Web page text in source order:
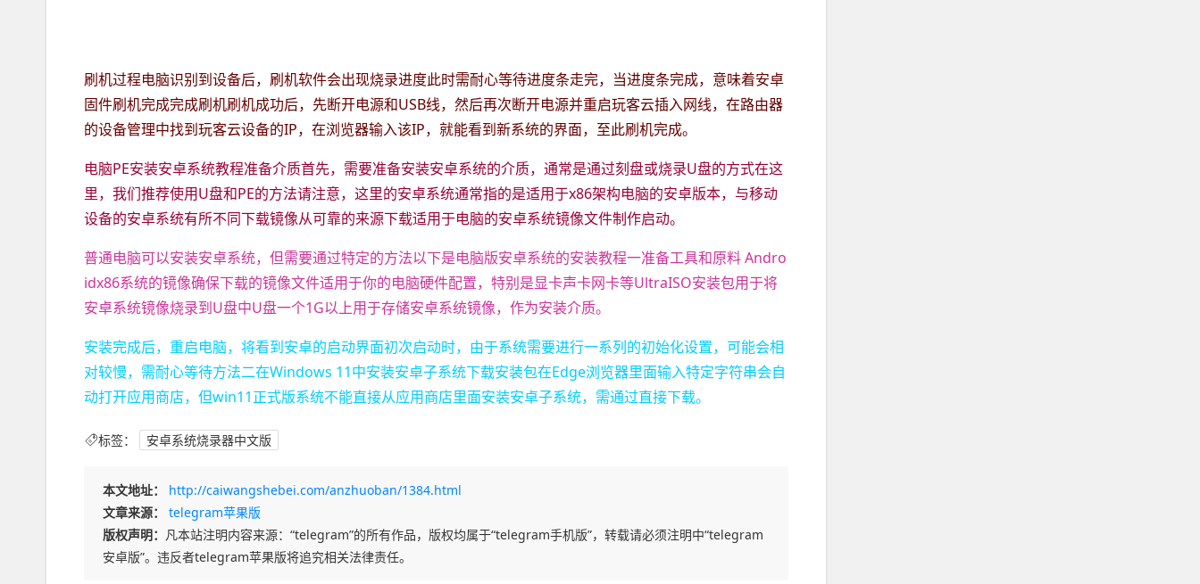
刷机过程电脑识别到设备后，刷机软件会出现烧录进度此时需耐心等待进度条走完，当进度条完成，意味着安卓
固件刷机完成完成刷机刷机成功后，先断开电源和USB线，然后再次断开电源并重启玩客云插入网线，在路由器
的设备管理中找到玩客云设备的IP，在浏览器输入该IP，就能看到新系统的界面，至此刷机完成。
电脑PE安装安卓系统教程准备介质首先，需要准备安装安卓系统的介质，通常是通过刻盘或烧录U盘的方式在这
里，我们推荐使用U盘和PE的方法请注意，这里的安卓系统通常指的是适用于x86架构电脑的安卓版本，与移动
设备的安卓系统有所不同下载镜像从可靠的来源下载适用于电脑的安卓系统镜像文件制作启动。
普通电脑可以安装安卓系统，但需要通过特定的方法以下是电脑版安卓系统的安装教程一准备工具和原料 Andro
idx86系统的镜像确保下载的镜像文件适用于你的电脑硬件配置，特别是显卡声卡网卡等UltraISO安装包用于将
安卓系统镜像烧录到U盘中U盘一个1G以上用于存储安卓系统镜像，作为安装介质。
安装完成后，重启电脑，将看到安卓的启动界面初次启动时，由于系统需要进行一系列的初始化设置，可能会相
对较慢，需耐心等待方法二在Windows 11中安装安卓子系统下载安装包在Edge浏览器里面输入特定字符串会自
动打开应用商店，但win11正式版系统不能直接从应用商店里面安装安卓子系统，需通过直接下载。
标签： 安卓系统烧录器中文版
本文地址：
http://caiwangshebei.com/anzhuoban/1384.html
文章来源：
telegram苹果版
版权声明： 凡本站注明内容来源：“telegram”的所有作品，版权均属于“telegram手机版”，转载请必须注明中“telegram
安卓版”。违反者telegram苹果版将追究相关法律责任。